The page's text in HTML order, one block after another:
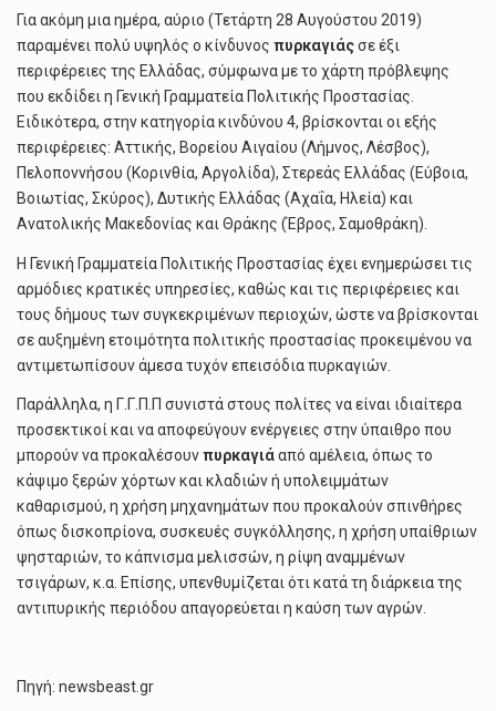
Για ακόμη μια ημέρα, αύριο (Τετάρτη 28 Αυγούστου 2019)
παραμένει πολύ υψηλός ο κίνδυνος πυρκαγιάςσε έξι
περιφέρειες της Ελλάδας, σύμφωνα με το χάρτη πρόβλεψης
που εκδίδει η Γενική Γραμματεία Πολιτικής Προστασίας.
Ειδικότερα, στην κατηγορία κινδύνου 4, βρίσκονται οι εξής
περιφέρειες: Αττικής, Βορείου Αιγαίου (Λήμνος, Λέσβος),
Πελοποννήσου (Κορινθία, Αργολίδα), Στερεάς Ελλάδας (Εύβοια,
Βοιωτίας, Σκύρος), Δυτικής Ελλάδας (Αχαΐα, Ηλεία) και
Ανατολικής Μακεδονίας και Θράκης (Έβρος, Σαμοθράκη).
Η Γενική Γραμματεία Πολιτικής Προστασίας έχει ενημερώσει τις
αρμόδιες κρατικές υπηρεσίες, καθώς και τις περιφέρειες και
τους δήμους των συγκεκριμένων περιοχών, ώστε να βρίσκονται
σε αυξημένη ετοιμότητα πολιτικής προστασίας προκειμένου να
αντιμετωπίσουν άμεσα τυχόν επεισόδια πυρκαγιών.
Παράλληλα, η Γ.Γ.Π.Π συνιστά στους πολίτες να είναι ιδιαίτερα
προσεκτικοί και να αποφεύγουν ενέργειες στην ύπαιθρο που
μπορούν να προκαλέσουνπυρκαγιάαπό αμέλεια, όπως το
κάψιμο ξερών χόρτων και κλαδιών ή υπολειμμάτων
καθαρισμού, η χρήση μηχανημάτων που προκαλούν σπινθήρες
όπως δισκοπρίονα, συσκευές συγκόλλησης, η χρήση υπαίθριων
ψησταριών, το κάπνισμα μελισσών, η ρίψη αναμμένων
τσιγάρων, κ.α. Επίσης, υπενθυμίζεται ότι κατά τη διάρκεια της
αντιπυρικής περιόδου απαγορεύεται η καύση των αγρών.
Πηγή: newsbeast.gr